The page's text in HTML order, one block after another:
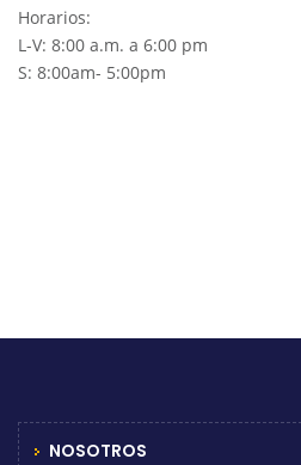
Horarios:
L-V: 8:00 a.m. a 6:00 pm
S: 8:00am- 5:00pm
NOSOTROS